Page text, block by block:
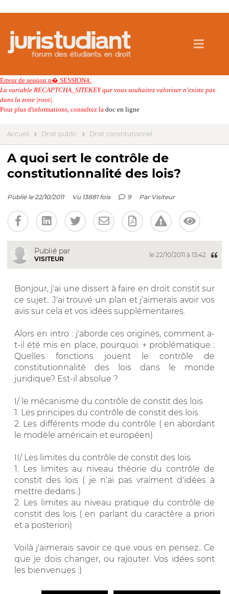
Erreur de session n� SESSION4:
La variable RECAPTCHA_SITEKEY que vous souhaitez valoriser n'existe pas
dans la zone |root|.
Pour plus d'informations, consultez la doc en ligne
Accueil Droit public Droit constitutionnel
A quoi sert le contrôle de
constitutionnalité des lois?
Publié le 22/10/2011 Vu 13881 fois 9 Par Visiteur
Publié par
VISITEUR
le 22/10/2011 à 13:42
Bonjour, j'ai une dissert à faire en droit constit sur
ce sujet.. J'ai trouvé un plan et j'aimerais avoir vos
avis sur cela et vos idées supplémentaires.
Alors en intro : j'aborde ces origines, comment a-
t-il été mis en place, pourquoi. + problématique :
Quelles fonctions jouent le contrôle de
constitutionnalité des lois dans le monde
juridique? Est-il absolue ?
I/ le mécanisme du contrôle de constit des lois
1. Les principes du contrôle de constit des lois
2. Les différents mode du contrôle ( en abordant
le modèle américain et européen)
II/ Les limites du contrôle de constit des lois
1. Les limites au niveau théorie du contrôle de
constit des lois ( je n'ai pas vraiment d'idées à
mettre dedans..)
2. Les limites au niveau pratique du contrôle de
constit des lois ( en parlant du caractère a priori
et a posteriori)
Voilà j'aimerais savoir ce que vous en pensez.. Ce
que je dois changer, ou rajouter. Vos idées sont
les bienvenues :)